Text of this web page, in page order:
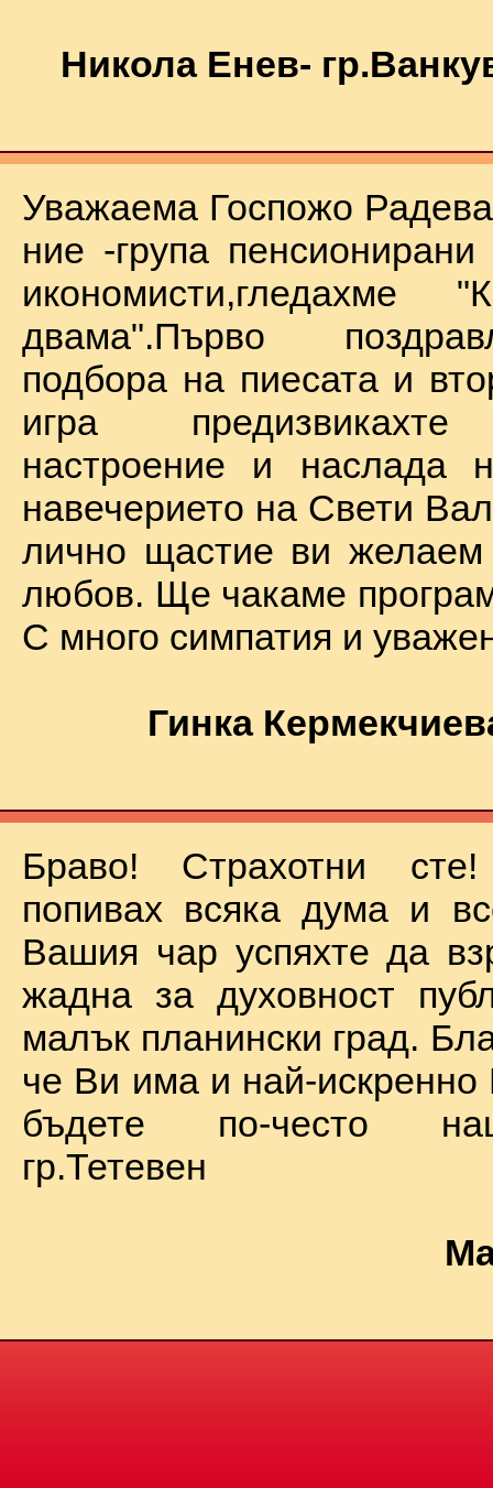
Никола Енев-
Уважаема Госпожо
ние -група
икономисти,гледахме
двама".Първо
подбора на пиесата и
игра
настроение и наслада
навечерието на Свети
лично щастие ви желаем
любов. Ще чакаме
С много симпатия и
Гинка
Браво! Страхотни
попивах всяка дума и
Вашия чар успяхте да
жадна за духовност
малък планински град.
че Ви има и най-
бъдете по-често
гр.Тетевен